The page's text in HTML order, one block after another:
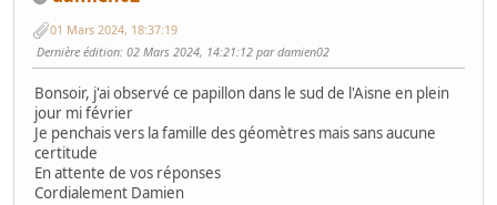
01 Mars 2024, 18:37:19
Dernière édition: 02 Mars 2024, 14:21:12 par damien02
Bonsoir, j'ai observé ce papillon dans le sud de l'Aisne en plein
jour mi février
Je penchais vers la famille des géomètres mais sans aucune
certitude
En attente de vos réponses
Cordialement Damien